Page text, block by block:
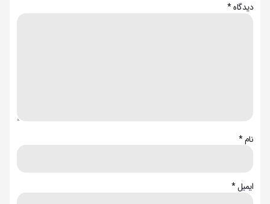
دیدگاه*
نام*
ایمیل*